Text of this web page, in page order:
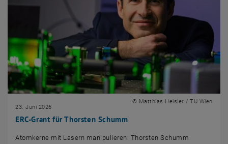
ERC-Grant für Thorsten Schumm
23. Juni 2026
© Matthias Heisler / TU Wien
Atomkerne mit Lasern manipulieren: Thorsten Schumm